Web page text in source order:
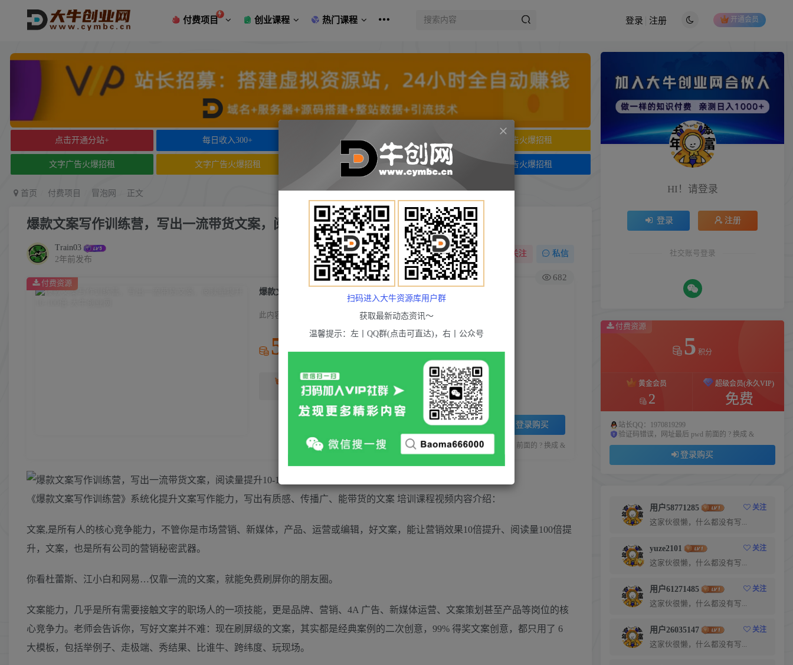
付费项目 创业课程 热门课程 开通会员
登录 注册
点击开通分站+ 每日收入300+ 文字广告火爆招租 文字广告火爆招租
文字广告火爆招租 文字广告火爆招租 文字广告火爆招租 文字广告火爆招租
首页 付费项目 冒泡网 正文
爆款文案写作训练营，写出一流带货文案，阅读量提升10-100倍
Train03
2年前发布
关注 私信
682
爆款文案写作训练营，写出一流带货文案，阅读量提升10-100倍
此内容为付费资源，请付费后查看
5 积分
黄金会员 2
免费
登录购买
站长QQ：1970819299 验证码错误，网址最后 pwd 前面的 ? 换成 &
付费资源
《爆款文案写作训练营》系统化提升文案写作能力，写出有质感、传播广、能带货的文案 培训课程视频内容介绍：
文案,是所有人的核心竞争能力，不管你是市场营销、新媒体，产品、运营或编辑，好文案，能让营销效果10倍提升、阅读量100倍提
升，文案，也是所有公司的营销秘密武器。
你看杜蕾斯、江小白和网易…仅靠一流的文案，就能免费刷屏你的朋友圈。
文案能力，几乎是所有需要接触文字的职场人的一项技能，更是品牌、营销、4A 广告、新媒体运营、文案策划甚至产品等岗位的核
心竞争力。老师会告诉你，写好文案并不难：现在刷屏级的文案，其实都是经典案例的二次创意，99% 得奖文案创意，都只用了 6
大模板，包括举例子、走极端、秀结果、比谁牛、跨纬度、玩现场。
HI！请登录
登录 注册
社交账号登录
付费资源
5 积分
黄金会员
2
超级会员(永久VIP)
免费
站长QQ：1970819299
验证码错误，网址最后 pwd 前面的 ? 换成 &
登录购买
用户58771285
关注
这家伙很懒，什么都没有写...
yuze2101
关注
这家伙很懒，什么都没有写...
用户61271485
关注
这家伙很懒，什么都没有写...
用户26035147
关注
这家伙很懒，什么都没有写...
扫码进入大牛资源库用户群
获取最新动态资讯～
温馨提示：左丨QQ群(点击可直达)，右丨公众号